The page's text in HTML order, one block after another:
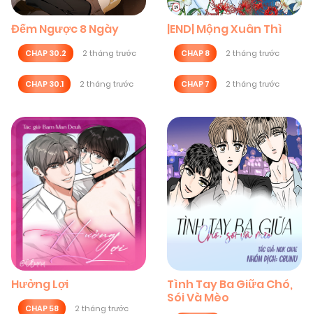
Đếm Ngược 8 Ngày
CHAP 30.2 2 tháng trước
CHAP 30.1 2 tháng trước
|END| Mộng Xuân Thì
CHAP 8 2 tháng trước
CHAP 7 2 tháng trước
Hưởng Lợi
CHAP 58 2 tháng trước
Tình Tay Ba Giữa Chó,
Sói Và Mèo